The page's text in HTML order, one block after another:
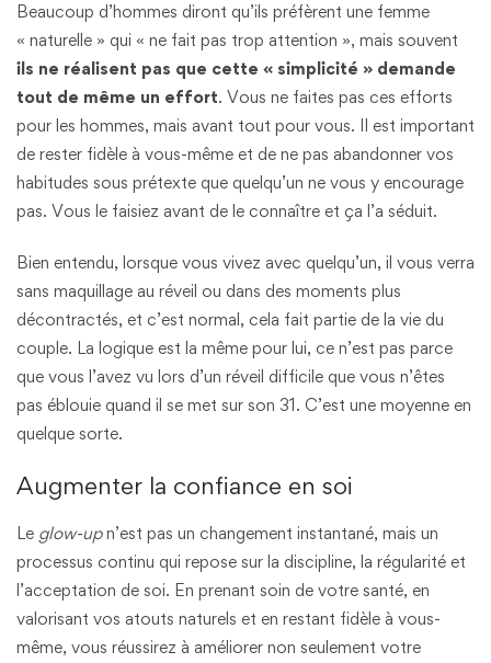
Beaucoup d’hommes diront qu’ils préfèrent une femme
« naturelle » qui « ne fait pas trop attention », mais souvent
ils ne réalisent pas que cette « simplicité » demande
tout de même un effort. Vous ne faites pas ces efforts
pour les hommes, mais avant tout pour vous. Il est important
de rester fidèle à vous-même et de ne pas abandonner vos
habitudes sous prétexte que quelqu’un ne vous y encourage
pas. Vous le faisiez avant de le connaître et ça l’a séduit.
Bien entendu, lorsque vous vivez avec quelqu’un, il vous verra
sans maquillage au réveil ou dans des moments plus
décontractés, et c’est normal, cela fait partie de la vie du
couple. La logique est la même pour lui, ce n’est pas parce
que vous l’avez vu lors d’un réveil difficile que vous n’êtes
pas éblouie quand il se met sur son 31. C’est une moyenne en
quelque sorte.
Augmenter la confiance en soi
Le glow-upn’est pas un changement instantané, mais un
processus continu qui repose sur la discipline, la régularité et
l’acceptation de soi. En prenant soin de votre santé, en
valorisant vos atouts naturels et en restant fidèle à vous-
même, vous réussirez à améliorer non seulement votre